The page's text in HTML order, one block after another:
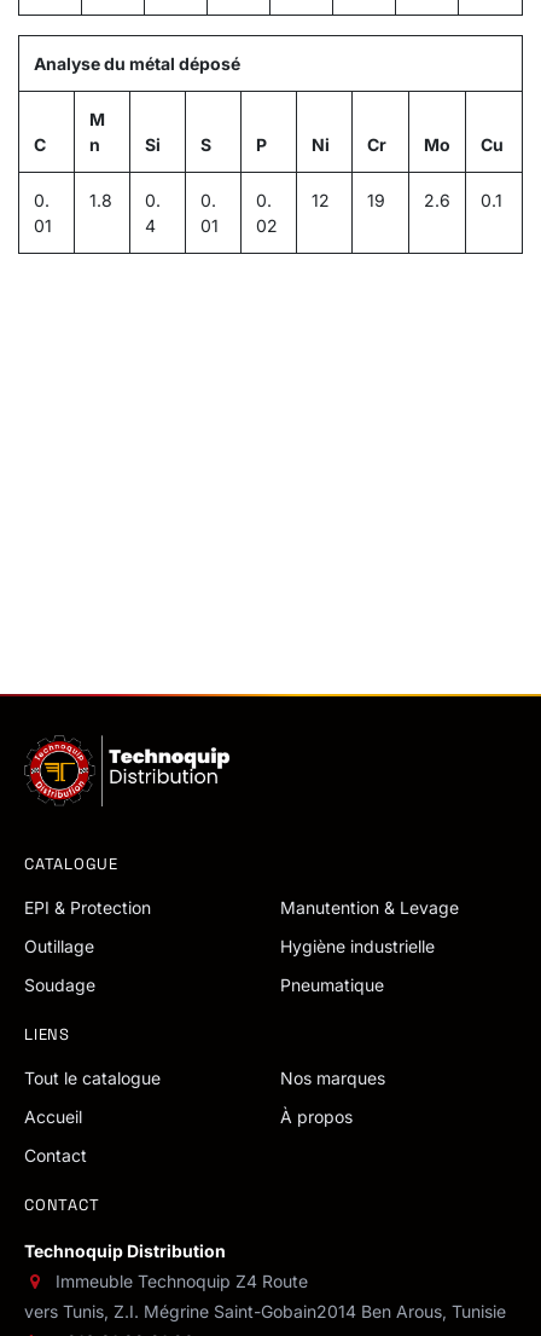
Analyse du métal déposé
C
M
n
Si S P Ni Cr Mo Cu
0.
01
1.8
0.
4
0.
01
0.
02
12 19 2.6 0.1
CATALOGUE
EPI & Protection
Manutention & Levage
Outillage
Hygiène industrielle
Soudage
Pneumatique
LIENS
Tout le catalogue
Nos marques
Accueil
À propos
Contact
CONTACT
Technoquip Distribution
Immeuble Technoquip Z4 Route
vers Tunis, Z.I. Mégrine Saint-Gobain2014 Ben Arous, Tunisie